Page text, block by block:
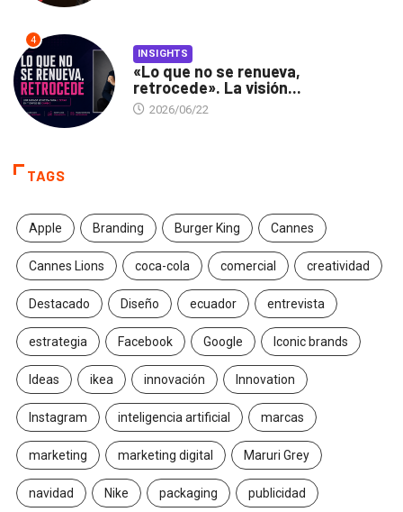
4
INSIGHTS
«Lo que no se renueva,
retrocede». La visión...
2026/06/22
TAGS
Apple Branding Burger King Cannes
Cannes Lions coca-cola comercial creatividad
Destacado Diseño ecuador entrevista
estrategia Facebook Google Iconic brands
Ideas ikea innovación Innovation
Instagram inteligencia artificial marcas
marketing marketing digital Maruri Grey
navidad Nike packaging publicidad